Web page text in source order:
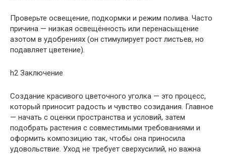
Проверьте освещение, подкормки и режим полива. Часто
причина — низкая освещённость или перенасыщение
азотом в удобрениях (он стимулирует рост листьев, но
подавляет цветение).
h2 Заключение
Создание красивого цветочного уголка — это процесс,
который приносит радость и чувство созидания. Главное
— начать с оценки пространства и условий, затем
подобрать растения с совместимыми требованиями и
оформить композицию так, чтобы она приносила
удовольствие. Уход не требует сверхусилий, но важна